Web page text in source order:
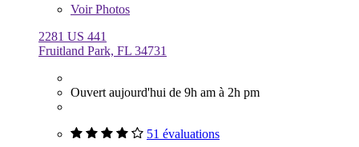
VoirPhotos
2281 US 441
Fruitland Park, FL 34731
Ouvert aujourd'hui de 9h am à 2h pm
51 évaluations